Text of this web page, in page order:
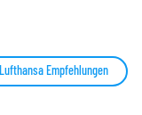
Empfehlungen